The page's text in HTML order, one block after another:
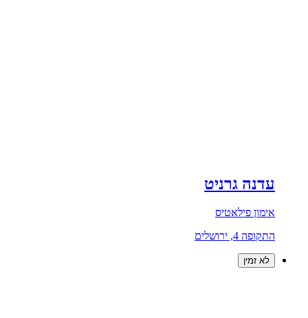
עדנה גרניט
אימון פילאטיס
התקופה 4, ירושלים
לא זמין